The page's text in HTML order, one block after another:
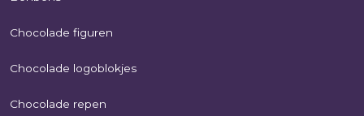
Chocolade figuren
Chocolade logoblokjes
Chocolade repen